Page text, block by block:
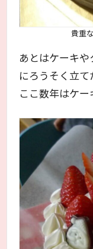
貴重
あとはケーキ
にろうそく立て
ここ数年はケー